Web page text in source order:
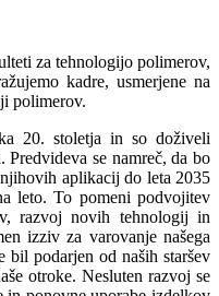
za tehnologijo polimerov,
kadre, usmerjene na
polimerov.
20. stoletja in so doživeli
se namreč, da bo
aplikacij do leta 2035
leto. To pomeni podvojitev
razvoj novih tehnologij in
izziv za varovanje našega
bil podarjen od naših staršev
otroke. Nesluten razvoj se